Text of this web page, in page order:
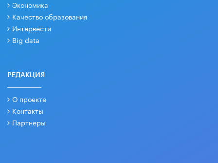
Экономика
Качество образования
Интервести
Big data
РЕДАКЦИЯ
О проекте
Контакты
Партнеры